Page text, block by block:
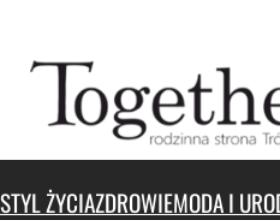
treści
STYL ŻYCIAZDROWIEMODA I